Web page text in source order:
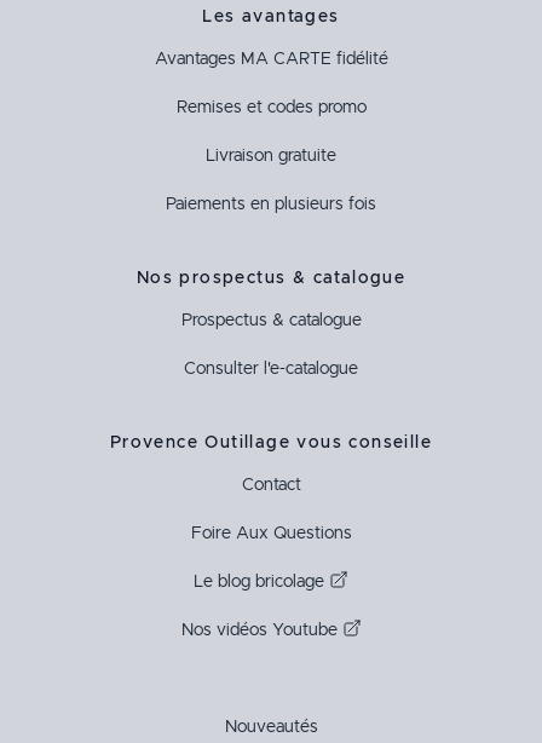
Les avantages
Avantages MA CARTE fidélité
Remises et codes promo
Livraison gratuite
Paiements en plusieurs fois
Nos prospectus & catalogue
Prospectus & catalogue
Consulter l'e-catalogue
Provence Outillage vous conseille
Contact
Foire Aux Questions
Le blog bricolage
Nos vidéos Youtube
Nouveautés